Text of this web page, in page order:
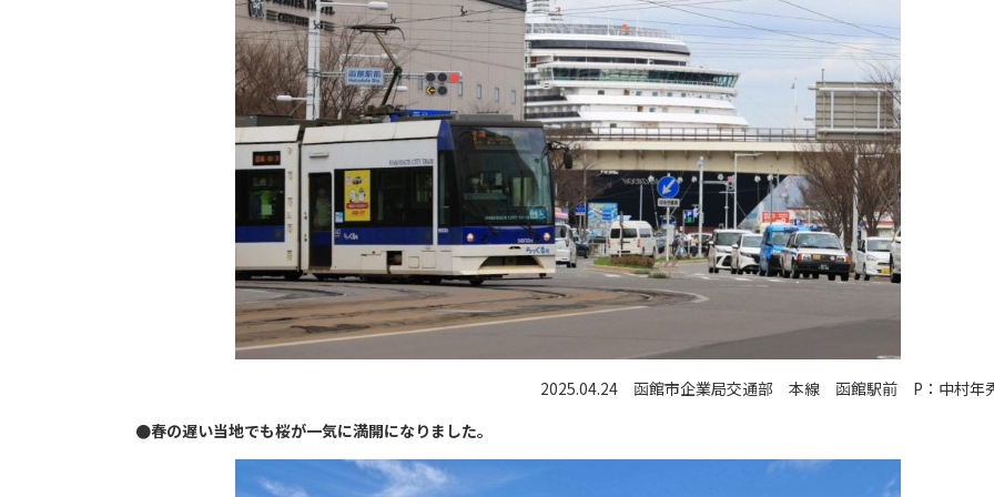
2025.04.24 函館市企業局交通部 本線 函館駅前 P：中村年
●春の遅い当地でも桜が一気に満開になりました。